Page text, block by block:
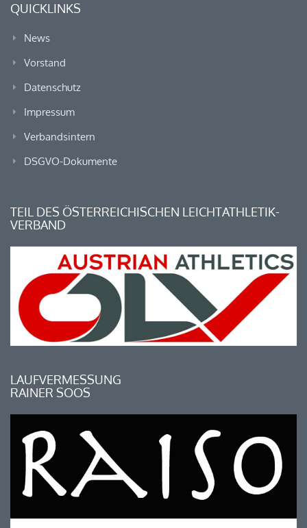
QUICKLINKS
News
Vorstand
Datenschutz
Impressum
Verbandsintern
DSGVO-Dokumente
TEIL DES ÖSTERREICHISCHEN LEICHTATHLETIK-
VERBAND
LAUFVERMESSUNG
RAINER SOOS